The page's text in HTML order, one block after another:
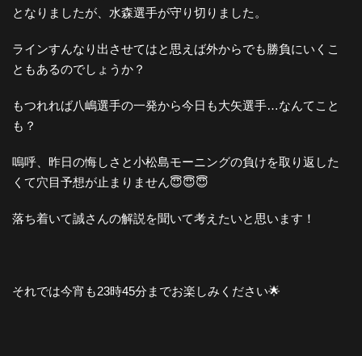
となりましたが、水森選手が守り切りました。
ラインすんなり出させてはと思えば外からでも勝負にいくこ
ともあるのでしょうか？
もつれれば八嶋選手の一発から今日も大矢選手…なんてこと
も？
嗚呼、昨日の悔しさと小松島モーニングの負けを取り返した
くて穴目予想が止まりません😇😇😇
落ち着いて誠さんの解説を聞いて考えたいと思います！
それでは今宵も23時45分までお楽しみください🌟